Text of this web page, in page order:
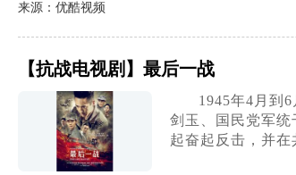
来源：优酷视频
【抗战电视剧】最后一战
1945年4月到
剑玉、国民党军
起奋起反击，并在